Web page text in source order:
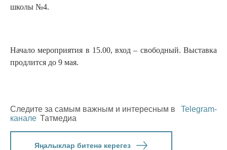
школы №4.
Начало мероприятия в 15.00, вход – свободный. Выставка
продлится до 9 мая.
Следите за самым важным и интересным в
Telegram-
канале Татмедиа
Яңалыклар битенә керегез